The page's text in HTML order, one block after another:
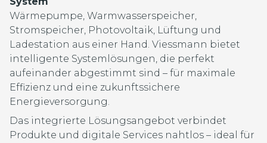
Wärmepumpe, Warmwasserspeicher,
Stromspeicher, Photovoltaik, Lüftung und
Ladestation aus einer Hand. Viessmann bietet
intelligente Systemlösungen, die perfekt
aufeinander abgestimmt sind – für maximale
Effizienz und eine zukunftssichere
Energieversorgung.
Das integrierte Lösungsangebot verbindet
Produkte und digitale Services nahtlos – ideal für